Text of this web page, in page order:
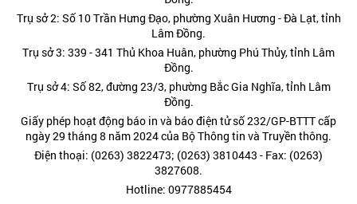
Trụ sở 2: Số 10 Trần Hưng Đạo, phường Xuân Hương - Đà Lạt, tỉnh
Lâm Đồng.
Trụ sở 3: 339 - 341 Thủ Khoa Huân, phường Phú Thủy, tỉnh Lâm
Đồng.
Trụ sở 4: Số 82, đường 23/3, phường Bắc Gia Nghĩa, tỉnh Lâm
Đồng.
Giấy phép hoạt động báo in và báo điện tử số 232/GP-BTTT cấp
ngày 29 tháng 8 năm 2024 của Bộ Thông tin và Truyền thông.
Điện thoại: (0263) 3822473; (0263) 3810443 - Fax: (0263)
3827608.
Hotline: 0977885454